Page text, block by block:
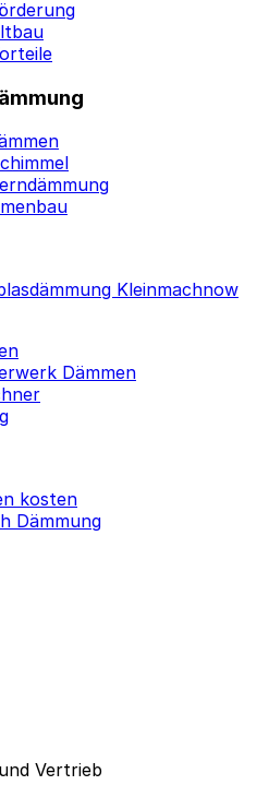
Kleinmachnow
Dämmen
kosten
Dämmung
Vertrieb